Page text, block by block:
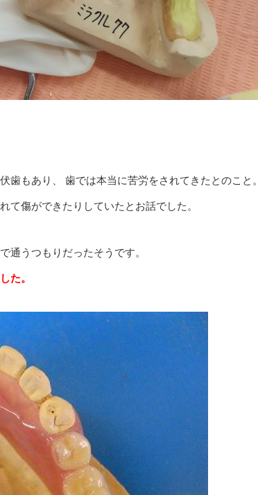
もあり、 歯では本当に苦労をされてきたとのこと。
て傷ができたりしていたとお話でした。
通うつもりだったそうです。
た。